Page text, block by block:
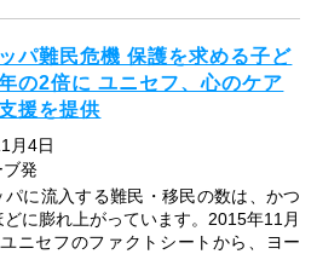
パ難民危機 保護を求める子ど
の2倍に ユニセフ、心のケア
援を提供
月4日
発
パに流入する難民・移民の数は、かつ
に膨れ上がっています。2015年11月
ニセフのファクトシートから、ヨー